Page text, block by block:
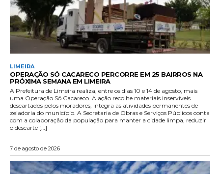
LIMEIRA
OPERAÇÃO SÓ CACARECO PERCORRE EM 25 BAIRROS NA
PRÓXIMA SEMANA EM LIMEIRA
A Prefeitura de Limeira realiza, entre os dias 10 e 14 de agosto, mais
uma Operação Só Cacareco. A ação recolhe materiais inservíveis
descartados pelos moradores, integra as atividades permanentes de
zeladoria do município. A Secretaria de Obras e Serviços Públicos conta
com a colaboração da população para manter a cidade limpa, reduzir
o descarte […]
7 de agosto de 2026